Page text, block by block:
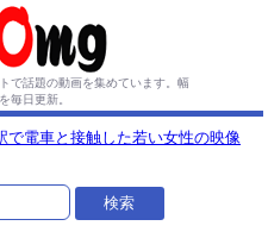
で話題の動画を集めています。 幅
毎日更新。
で電車と接触した若い女性の映像